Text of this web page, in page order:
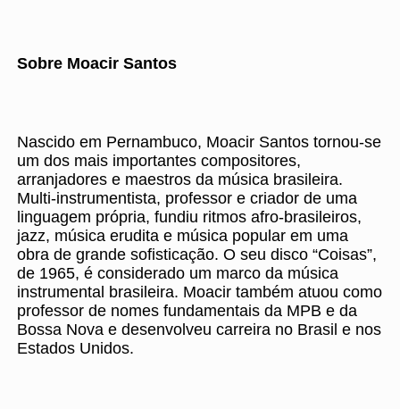
Sobre Moacir Santos
Nascido em Pernambuco, Moacir Santos tornou-se
um dos mais importantes compositores,
arranjadores e maestros da música brasileira.
Multi-instrumentista, professor e criador de uma
linguagem própria, fundiu ritmos afro-brasileiros,
jazz, música erudita e música popular em uma
obra de grande sofisticação. O seu disco “Coisas”,
de 1965, é considerado um marco da música
instrumental brasileira. Moacir também atuou como
professor de nomes fundamentais da MPB e da
Bossa Nova e desenvolveu carreira no Brasil e nos
Estados Unidos.